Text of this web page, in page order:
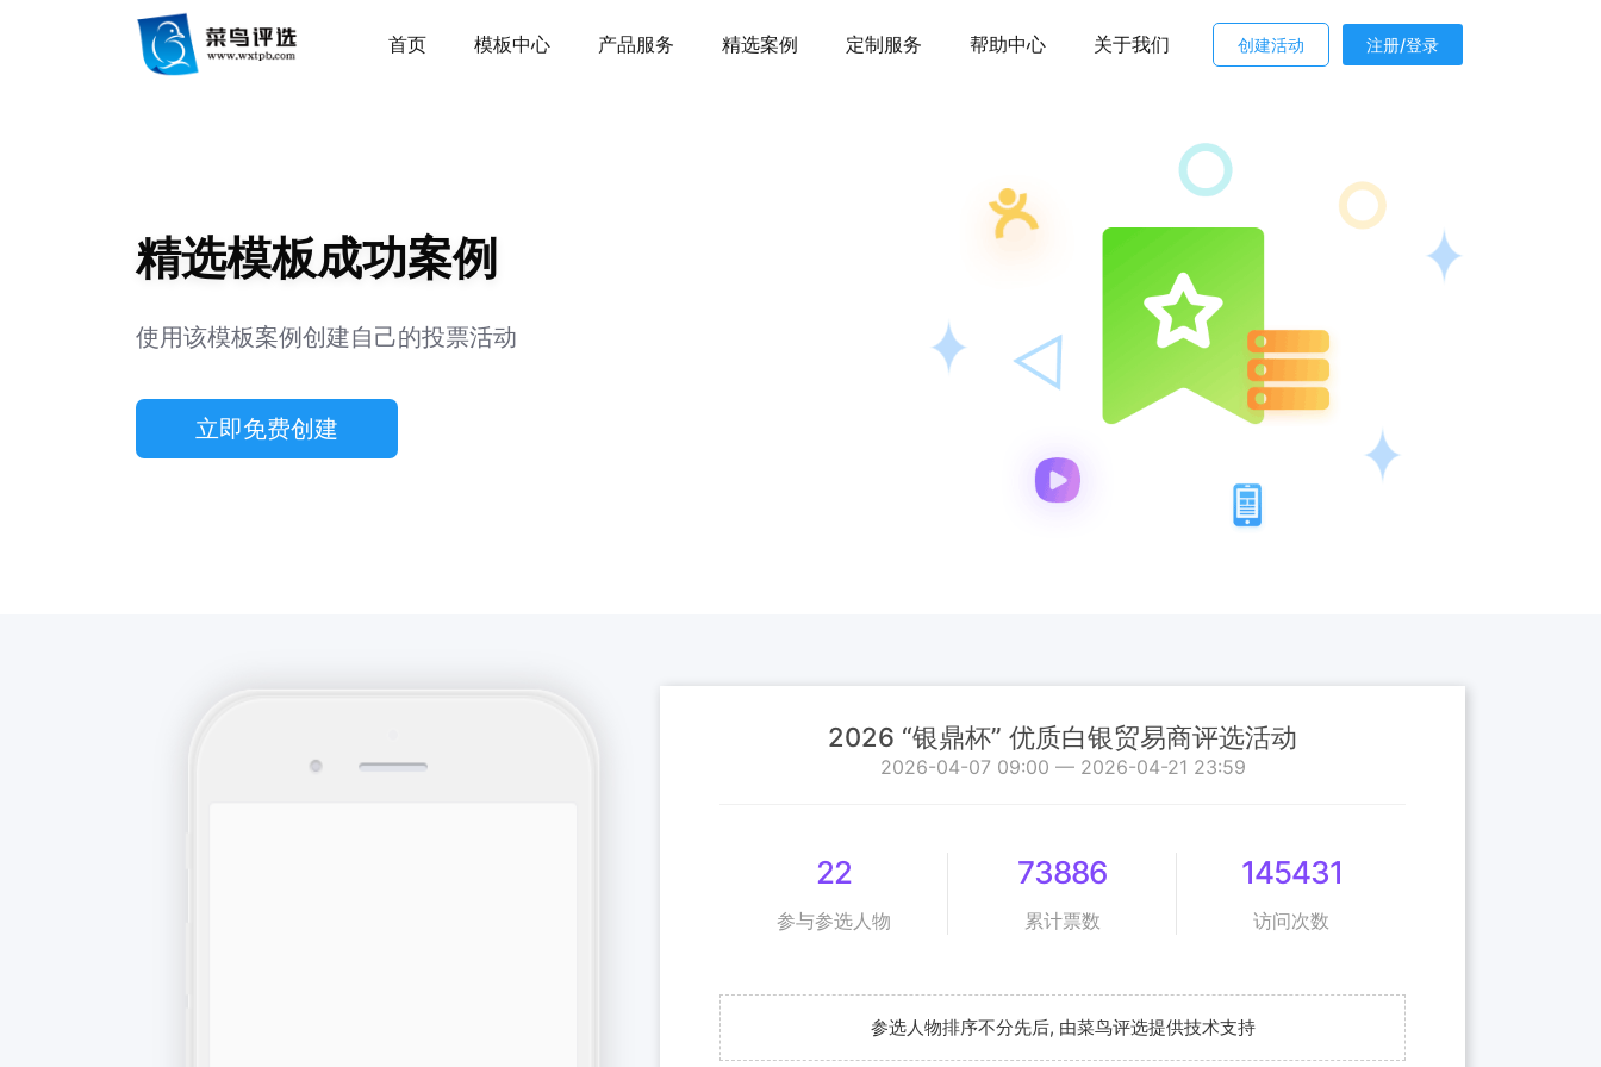
首页 模板中心 产品服务 精选案例 定制服务 帮助中心 关于我们 创建活动 注册/登录
精选模板成功案例
使用该模板案例创建自己的投票活动
立即免费创建
2026 “银鼎杯” 优质白银贸易商评选活动
2026-04-07 09:00 — 2026-04-21 23:59
22
参与参选人物
73886
累计票数
145431
访问次数
参选人物排序不分先后, 由菜鸟评选提供技术支持